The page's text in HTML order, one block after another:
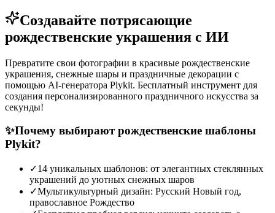
Создавайте потрясающие
рождественские украшения с ИИ
Превратите свои фотографии в красивые рождественские
украшения, снежные шары и праздничные декорации с
помощью AI-генератора Plykit. Бесплатный инструмент для
создания персонализированного праздничного искусства за
секунды!
✨Почему выбирают рождественские шаблоны
Plykit?
✓14 уникальных шаблонов: от элегантных стеклянных
украшений до уютных снежных шаров
✓Мультикультурный дизайн: Русский Новый год,
православное Рождество